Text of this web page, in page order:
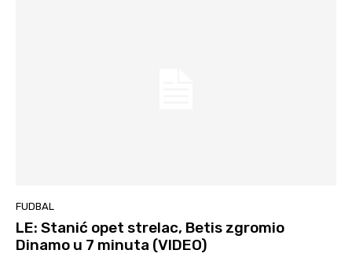
FUDBAL
LE: Stanić opet strelac, Betis zgromio
Dinamo u 7 minuta (VIDEO)